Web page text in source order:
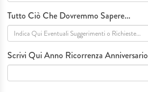
Tutto Ciò Che Dovremmo Sapere...
Scrivi Qui Anno Ricorrenza Anniversario